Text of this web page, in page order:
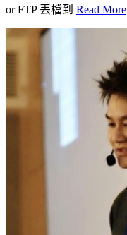
or FTP 丟檔到 Read More